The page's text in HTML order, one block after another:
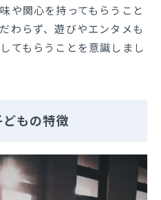
や関心を持ってもらうこと
わらず、遊びやエンタメも
てもらうことを意識しまし
もの特徴